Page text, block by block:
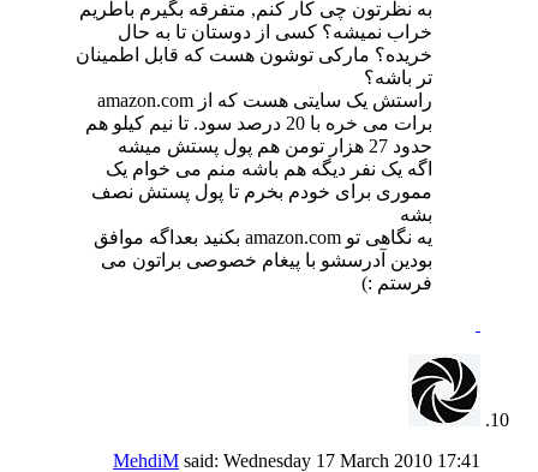
به نظرتون چی کار کنم, متفرقه بگیرم باطریم
خراب نمیشه؟ کسی از دوستان تا به حال
خریده؟ مارکی توشون هست که قابل اطمینان
تر باشه؟
راستش یک سایتی هست که از amazon.com
برات می خره با 20 درصد سود. تا نیم کیلو هم
حدود 27 هزار تومن هم پول پستش میشه
اگه یک نفر دیگه هم باشه منم می خوام یک
مموری برای خودم بخرم تا پول پستش نصف
بشه
یه نگاهی تو amazon.com بکنید بعداگه موافق
بودین آدرسشو با پیغام خصوصی براتون می
فرستم :)
MehdiM said: Wednesday 17 March 2010 17:41